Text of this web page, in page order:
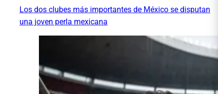
Los dos clubes más importantes de México se disputan
una joven perla mexicana